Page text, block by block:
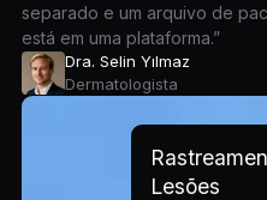
separado e um arquivo de
está em uma plataforma.”
Dra. Selin Yılmaz
Dermatologista
Lesões